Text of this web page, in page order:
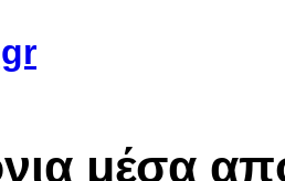
μέσα